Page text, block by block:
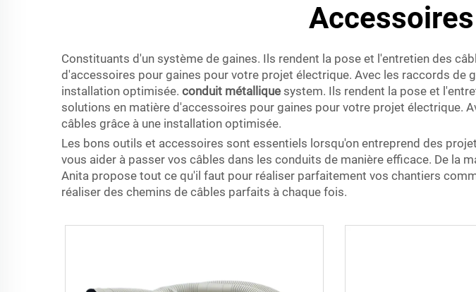
Constituants d'un système de gaines. Ils rendent la pose et l'entretien des
d'accessoires pour gaines pour votre projet électrique. Avec les raccords de
installation optimisée. conduit métallique system. Ils rendent la pose et
solutions en matière d'accessoires pour gaines pour votre projet électrique.
câbles grâce à une installation optimisée.
Les bons outils et accessoires sont essentiels lorsqu'on entreprend des
vous aider à passer vos câbles dans les conduits de manière efficace. De la
Anita propose tout ce qu'il faut pour réaliser parfaitement vos chantiers
réaliser des chemins de câbles parfaits à chaque fois.